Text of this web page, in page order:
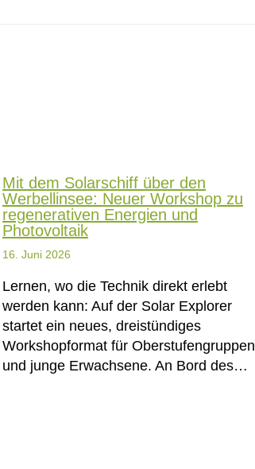
Mit dem Solarschiff über den
Werbellinsee: Neuer Workshop zu
regenerativen Energien und
Photovoltaik
16. Juni 2026
Lernen, wo die Technik direkt erlebt
werden kann: Auf der Solar Explorer
startet ein neues, dreistündiges
Workshopformat für Oberstufengruppen
und junge Erwachsene. An Bord des…